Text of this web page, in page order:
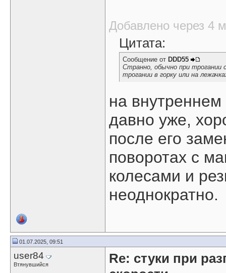
Добавлено через 4
Цитата:
Сообщение от DDD55
Странно, обычно при трогании
трогании в горку или на
на
давно уже,
после его
поворотах с
колесами и
неоднократно.
01.07.2025, 09:51
user84
Втянувшийся
Re: стуки при